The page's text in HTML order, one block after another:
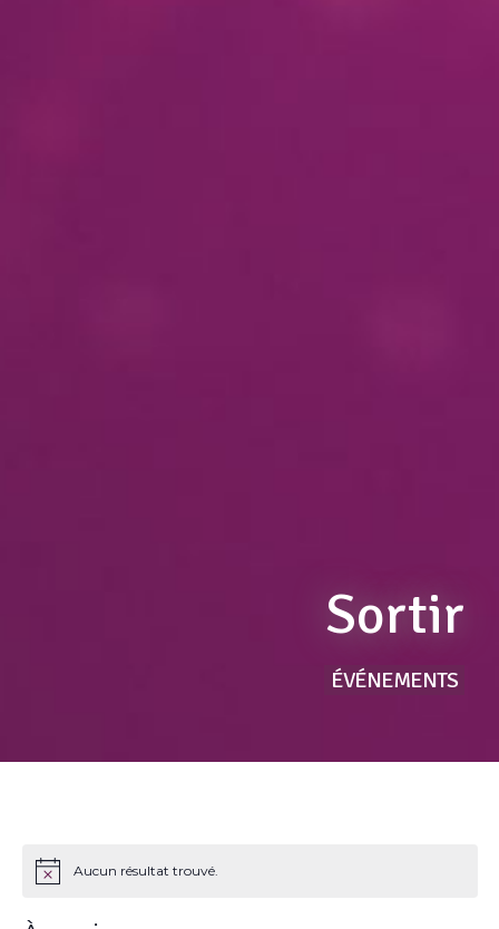
Sortir
ÉVÉNEMENTS
Aucun résultat trouvé.